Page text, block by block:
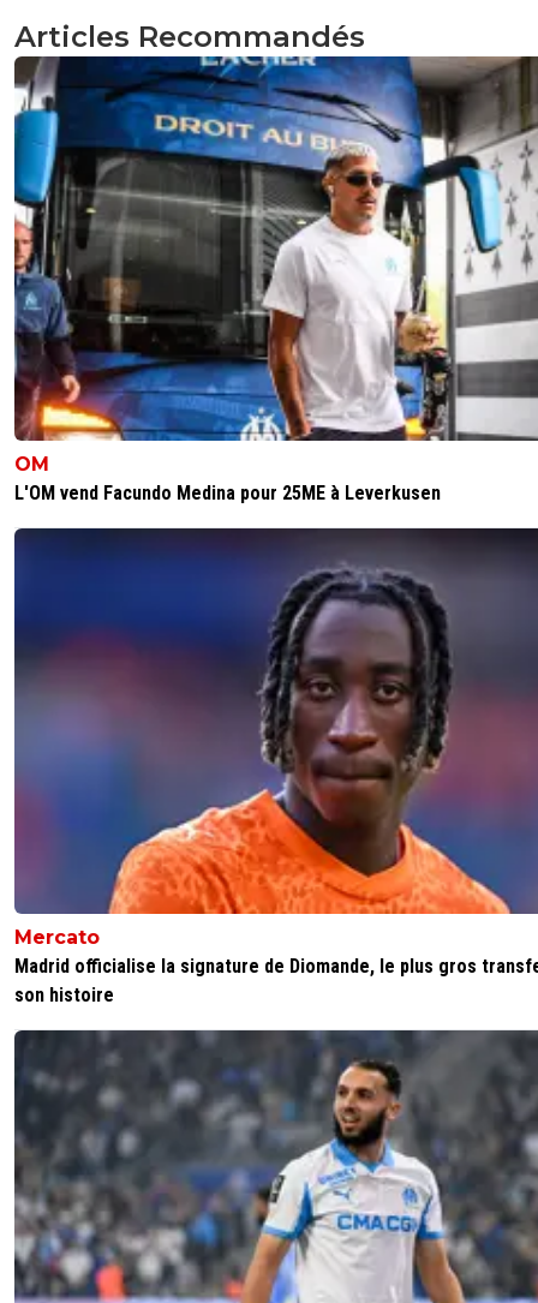
Articles Recommandés
OM
L'OM vend Facundo Medina pour 25ME à Leverkusen
Mercato
Madrid officialise la signature de Diomande, le plus gros
son histoire